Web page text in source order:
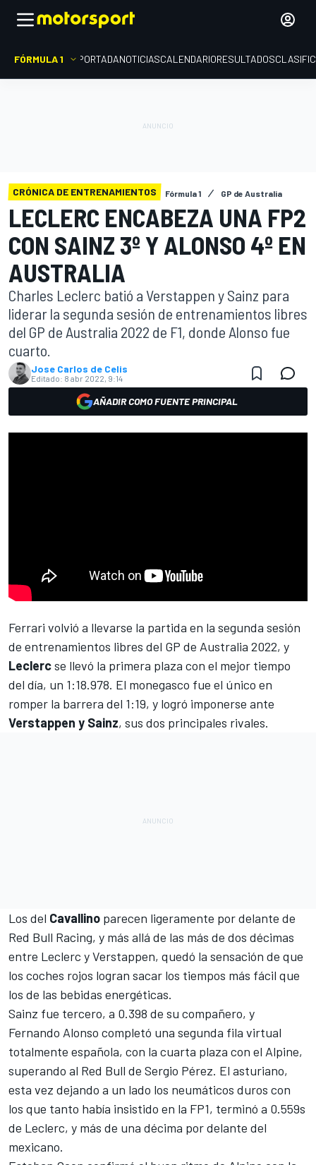
FÓRMULA 1 PORTADANOTICIASCALENDARIORESULTADOS
CRÓNICA DE ENTRENAMIENTOS Fórmula 1 GP de Australia
LECLERC ENCABEZA UNA FP2
CON SAINZ 3º Y ALONSO 4º EN
AUSTRALIA
Charles Leclerc batió a Verstappen y Sainz para
liderar la segunda sesión de entrenamientos libres
del GP de Australia 2022 de F1, donde Alonso fue
cuarto.
Jose Carlos de Celis
Editado: 8 abr 2022, 9:14
AÑADIR COMO FUENTE PRINCIPAL
Ferrari volvió a llevarse la partida en la segunda sesión
de entrenamientos libres del GP de Australia 2022, y
Leclercse llevó la primera plaza con el mejor tiempo
del día, un 1:18.978. El monegasco fue el único en
romper la barrera del 1:19, y logró imponerse ante
Verstappen y Sainz, sus dos principales rivales.
Los del Cavallino parecen ligeramente por delante de
Red Bull Racing, y más allá de las más de dos décimas
entre Leclerc y Verstappen, quedó la sensación de que
los coches rojos logran sacar los tiempos más fácil que
los de las bebidas energéticas.
Sainz fue tercero, a 0.398 de su compañero, y
Fernando Alonso completó una segunda fila virtual
totalmente española, con la cuarta plaza con el Alpine,
superando al Red Bull de Sergio Pérez. El asturiano,
esta vez dejando a un lado los neumáticos duros con
los que tanto había insistido en la FP1, terminó a 0.559s
de Leclerc, y más de una décima por delante del
mexicano.